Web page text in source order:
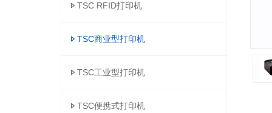
TSC RFID打印机
TSC商业型打印机
TSC工业型打印机
TSC便携式打印机